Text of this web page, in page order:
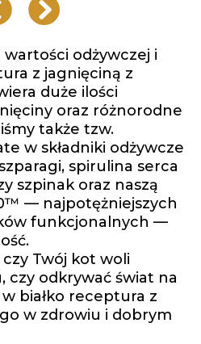
odżywczej i
z jagnięciną z
duże ilości
oraz różnorodne
także tzw.
w składniki odżywcze
spirulina serca
szpinak oraz naszą
— najpotężniejszych
funkcjonalnych —
Twój kot woli
czy odkrywać świat na
białko receptura z
w zdrowiu i dobrym